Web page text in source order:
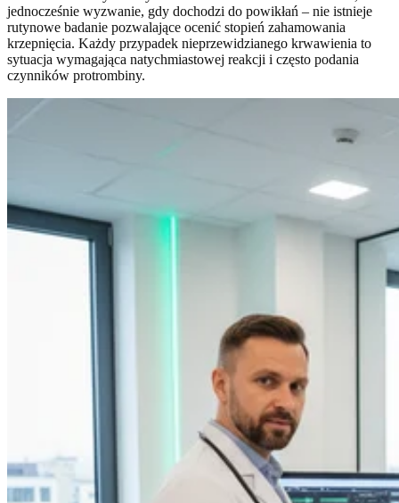
jednocześnie wyzwanie, gdy dochodzi do powikłań – nie istnieje
rutynowe badanie pozwalające ocenić stopień zahamowania
krzepnięcia. Każdy przypadek nieprzewidzianego krwawienia to
sytuacja wymagająca natychmiastowej reakcji i często podania
czynników protrombiny.